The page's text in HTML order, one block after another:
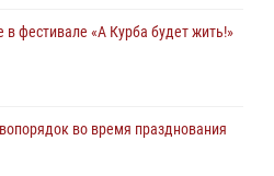
фестивале «А Курба будет жить!»
во время празднования